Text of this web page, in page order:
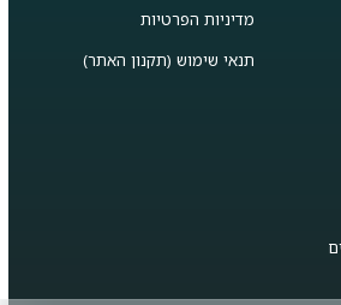
מדיניות הפרטיות
תנאי שימוש (תקנון האתר)